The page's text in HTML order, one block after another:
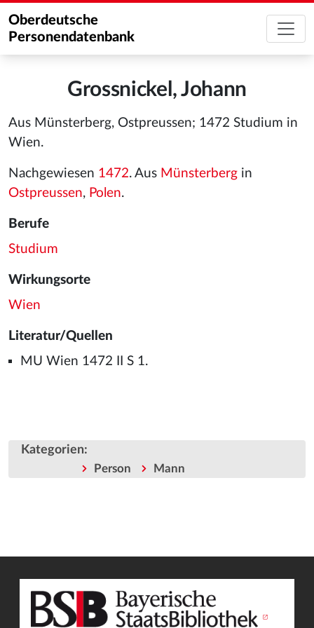
Oberdeutsche
Personendatenbank
Grossnickel, Johann
Aus Münsterberg, Ostpreussen; 1472 Studium in
Wien.
Nachgewiesen 1472. Aus Münsterberg in
Ostpreussen, Polen.
Berufe
Studium
Wirkungsorte
Wien
Literatur/Quellen
MU Wien 1472 II S 1.
Kategorien:
Person Mann